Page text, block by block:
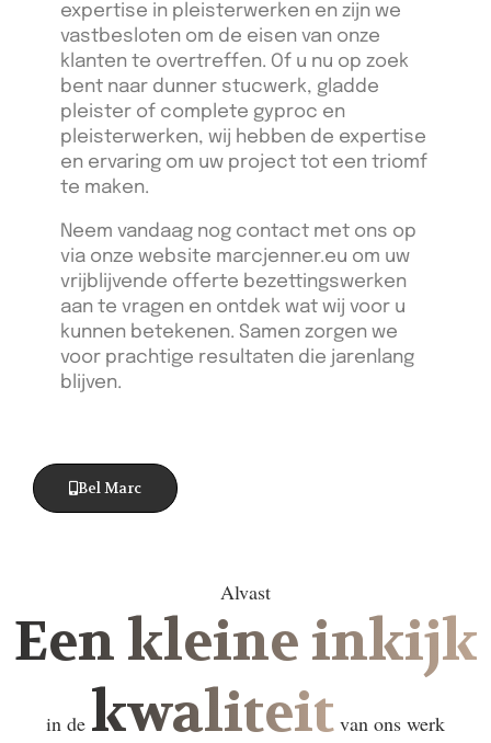
expertise in pleisterwerken en zijn we
vastbesloten om de eisen van onze
klanten te overtreffen. Of u nu op zoek
bent naar dunner stucwerk, gladde
pleister of complete gyproc en
pleisterwerken, wij hebben de expertise
en ervaring om uw project tot een triomf
te maken.
Neem vandaag nog contact met ons op
via onze website marcjenner.eu om uw
vrijblijvende offerte bezettingswerken
aan te vragen en ontdek wat wij voor u
kunnen betekenen. Samen zorgen we
voor prachtige resultaten die jarenlang
blijven.
Bel Marc
Alvast
Een kleine inkijk
in de kwaliteit van ons werk